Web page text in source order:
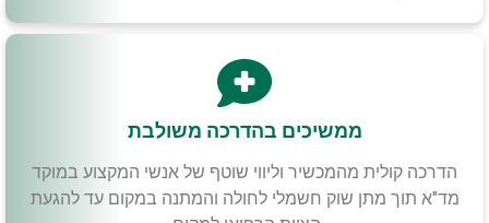
ממשיכים בהדרכה משולבת
הדרכה קולית מהמכשיר וליווי שוטף של אנשי המקצוע במוקד
מד"א תוך מתן שוק חשמלי לחולה והמתנה במקום עד להגעת